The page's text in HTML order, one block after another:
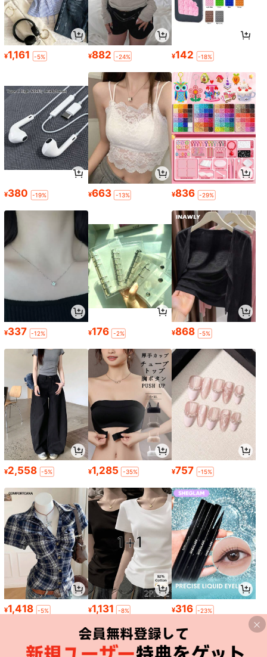
¥1,161 -5% ¥882 -24% ¥142 -18%
¥380 -19% ¥663 -13% ¥836 -29%
¥337 -12% ¥176 -2% ¥868 -5%
¥2,558 -5% ¥1,285 -35% ¥757 -15%
¥1,418 -5% ¥1,131 -8% ¥316 -23%